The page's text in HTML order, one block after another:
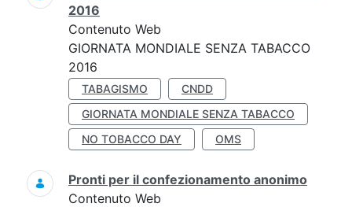
2016
Contenuto Web
GIORNATA MONDIALE SENZA TABACCO
2016
TABAGISMO
CNDD
GIORNATA MONDIALE SENZA TABACCO
NO TOBACCO DAY
OMS
Pronti per il confezionamento anonimo
Contenuto Web